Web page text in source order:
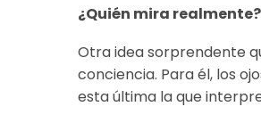
¿Quién mira realmente?
Otra idea sorprendente
conciencia. Para él, los
esta última la que